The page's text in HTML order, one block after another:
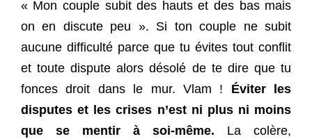
« Mon couple subit des hauts et des bas mais
on en discute peu ». Si ton couple ne subit
aucune difficulté parce que tu évites tout conflit
et toute dispute alors désolé de te dire que tu
fonces droit dans le mur. Vlam ! Éviter les
disputes et les crises n’est ni plus ni moins
que se mentir à soi-même. La colère,